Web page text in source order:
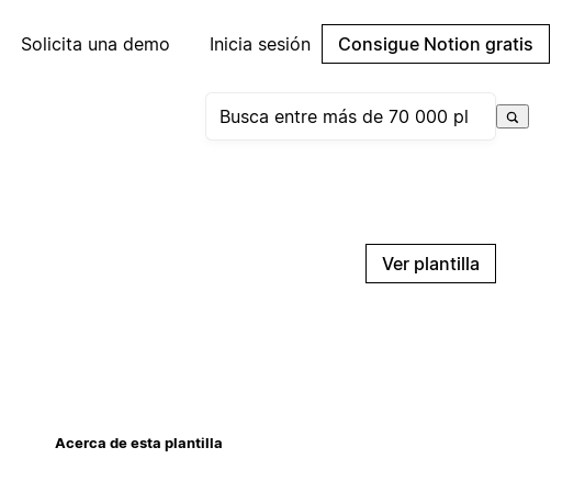
Solicita una demo Inicia sesión Consigue Notion gratis
Ver plantilla
Acerca de esta plantilla